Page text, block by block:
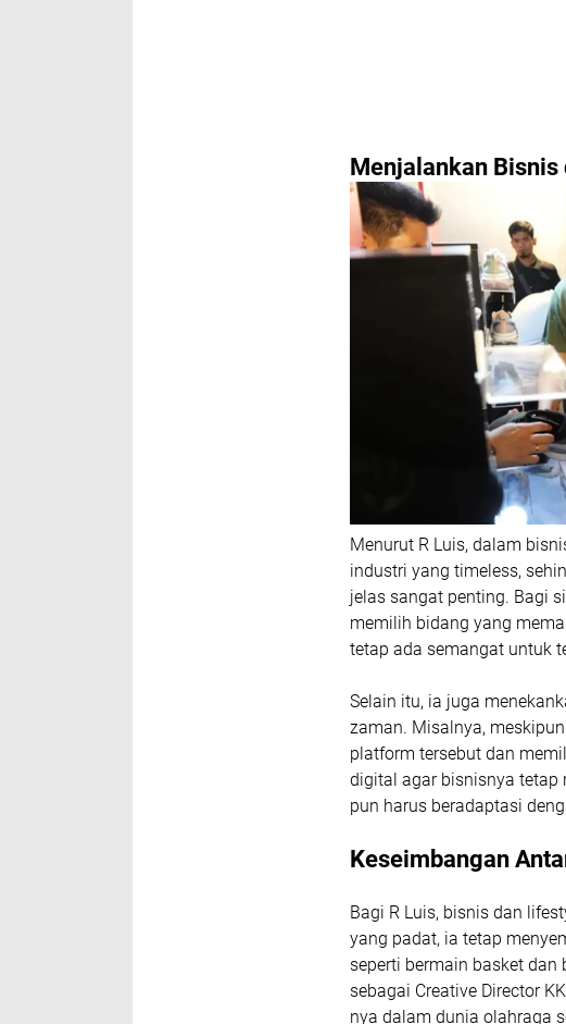
Menjalankan Bisnis
Menurut R Luis, dalam
industri yang timeless,
jelas sangat penting. Bagi
memilih bidang yang
tetap ada semangat untuk
Selain itu, ia juga
zaman. Misalnya,
platform tersebut dan
digital agar bisnisnya tetap
pun harus beradaptasi
Keseimbangan
Bagi R Luis, bisnis dan
yang padat, ia tetap
seperti bermain basket
sebagai Creative Director
nya dalam dunia olahraga